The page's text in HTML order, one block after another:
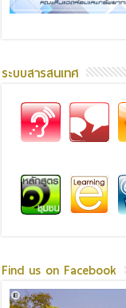
ระบบสารสนเทศ
Find us on Facebook